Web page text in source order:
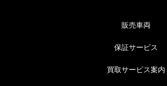
販売車両
保証サービス
買取サービス案内